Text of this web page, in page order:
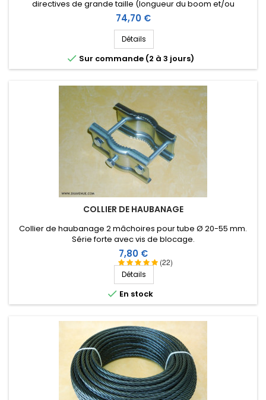
directives de grande taille (longueur du boom et/ou
envergure des éléments). Accessoires en inox.
Prix
74,70 €
Détails
 Sur commande (2 à 3 jours)
COLLIER DE HAUBANAGE
(22)
Collier de haubanage 2 mâchoires pour tube Ø 20-55 mm.
Série forte avec vis de blocage.
Prix
7,80 €
Détails
 En stock